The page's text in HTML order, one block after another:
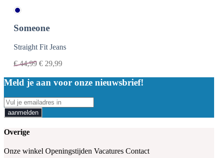
Someone
Straight Fit Jeans
€44,99 € 29,99
Meld je aan voor onze nieuwsbrief!
aanmelden
Overige
Onze winkel Openingstijden Vacatures Contact